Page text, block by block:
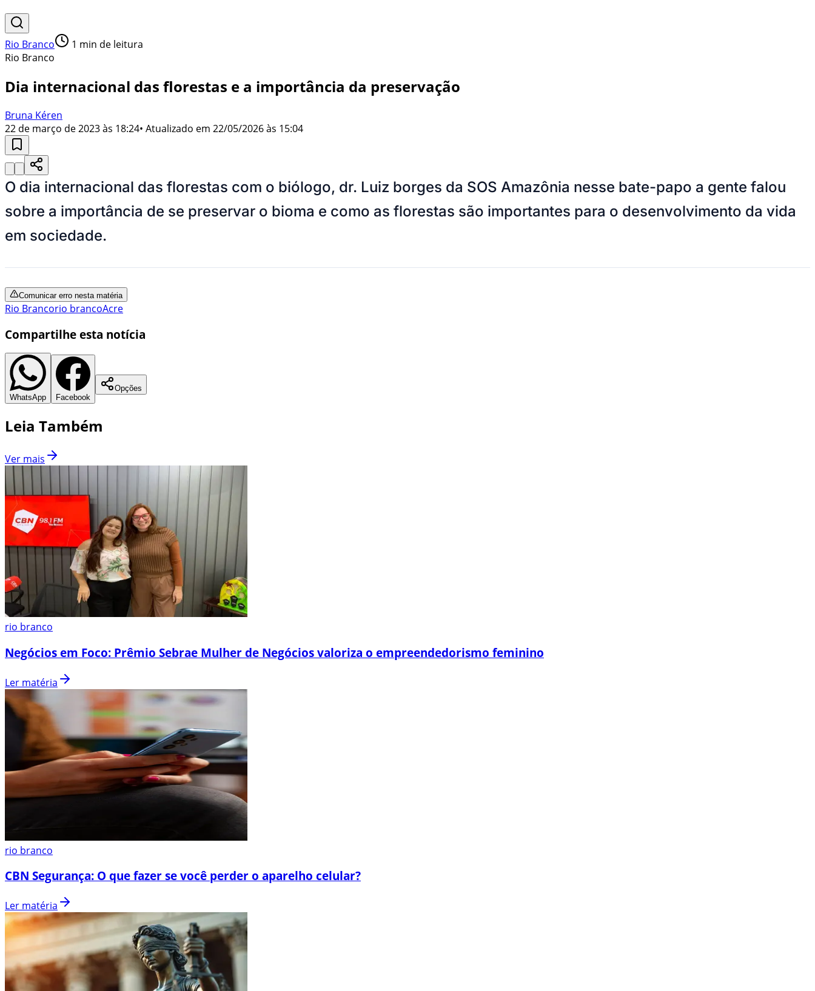
Rio Branco 1 min de leitura
Rio Branco
Dia internacional das florestas e a importância da preservação
Bruna Kéren
22 de março de 2023 às 18:24• Atualizado em 22/05/2026 às 15:04
O dia internacional das florestas com o biólogo, dr. Luiz borges da SOS Amazônia nesse bate-papo a gente falou
sobre a importância de se preservar o bioma e como as florestas são importantes para o desenvolvimento da vida
em sociedade.
Comunicar erro nesta matéria
Rio Brancorio brancoAcre
Compartilhe esta notícia
WhatsApp Facebook
Opções
Leia Também
Ver mais
rio branco
Negócios em Foco: Prêmio Sebrae Mulher de Negócios valoriza o empreendedorismo feminino
Ler matéria
rio branco
CBN Segurança: O que fazer se você perder o aparelho celular?
Ler matéria